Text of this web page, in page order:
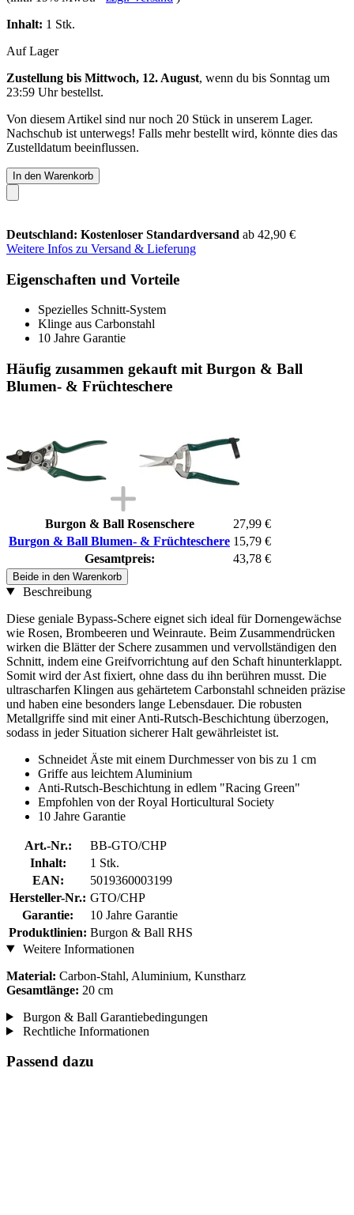
Inhalt: 1 Stk.
Auf Lager
Zustellung bis Mittwoch, 12. August, wenn du bis Sonntag um
23:59 Uhrbestellst.
Von diesem Artikel sind nur noch 20 Stück in unserem Lager.
Nachschub ist unterwegs! Falls mehr bestellt wird, könnte dies das
Zustelldatum beeinflussen.
In den Warenkorb
Deutschland: Kostenloser Standardversand ab 42,90 €
Weitere Infos zu Versand & Lieferung
Eigenschaften und Vorteile
Spezielles Schnitt-System
Klinge aus Carbonstahl
10 Jahre Garantie
Häufig zusammen gekauft mit Burgon & Ball
Blumen- & Früchteschere
Burgon & Ball Rosenschere
27,99 €
Burgon & Ball Blumen- & Früchteschere 15,79 €
Gesamtpreis:
43,78 €
Beide in den Warenkorb
Beschreibung
Diese geniale Bypass-Schere eignet sich ideal für Dornengewächse
wie Rosen, Brombeeren und Weinraute. Beim Zusammendrücken
wirken die Blätter der Schere zusammen und vervollständigen den
Schnitt, indem eine Greifvorrichtung auf den Schaft hinunterklappt.
Somit wird der Ast fixiert, ohne dass du ihn berühren musst. Die
ultrascharfen Klingen aus gehärtetem Carbonstahl schneiden präzise
und haben eine besonders lange Lebensdauer. Die robusten
Metallgriffe sind mit einer Anti-Rutsch-Beschichtung überzogen,
sodass in jeder Situation sicherer Halt gewährleistet ist.
Schneidet Äste mit einem Durchmesser von bis zu 1 cm
Griffe aus leichtem Aluminium
Anti-Rutsch-Beschichtung in edlem "Racing Green"
Empfohlen von der Royal Horticultural Society
10 Jahre Garantie
Art.-Nr.:
BB-GTO/CHP
Inhalt:
1 Stk.
EAN:
5019360003199
Hersteller-Nr.: GTO/CHP
Garantie:
10 Jahre Garantie
Produktlinien: Burgon & Ball RHS
Weitere Informationen
Material: Carbon-Stahl, Aluminium, Kunstharz
Gesamtlänge: 20 cm
Burgon & Ball Garantiebedingungen
Rechtliche Informationen
Passend dazu